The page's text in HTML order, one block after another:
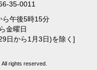
35-0011
ら午後5時15分
金曜日
日から1月3日)を除く]
rights reserved.